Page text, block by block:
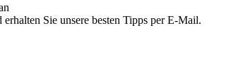
Sie unsere besten Tipps per E-Mail.